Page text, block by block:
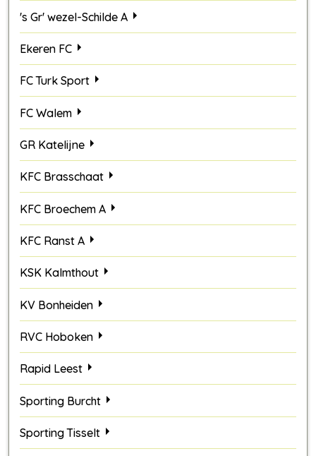
's Gr' wezel-Schilde A
Ekeren FC
FC Turk Sport
FC Walem
GR Katelijne
KFC Brasschaat
KFC Broechem A
KFC Ranst A
KSK Kalmthout
KV Bonheiden
RVC Hoboken
Rapid Leest
Sporting Burcht
Sporting Tisselt